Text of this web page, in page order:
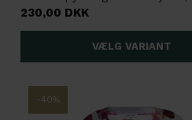
230,00 DKK
-40%